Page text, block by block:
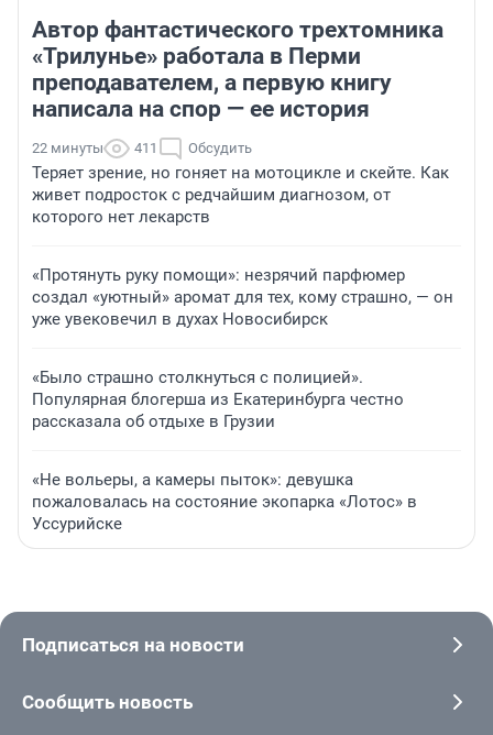
Автор фантастического трехтомника
«Трилунье» работала в Перми
преподавателем, а первую книгу
написала на спор — ее история
22 минуты 411 Обсудить
Теряет зрение, но гоняет на мотоцикле и скейте. Как
живет подросток с редчайшим диагнозом, от
которого нет лекарств
«Протянуть руку помощи»: незрячий парфюмер
создал «уютный» аромат для тех, кому страшно, — он
уже увековечил в духах Новосибирск
«Было страшно столкнуться с полицией».
Популярная блогерша из Екатеринбурга честно
рассказала об отдыхе в Грузии
«Не вольеры, а камеры пыток»: девушка
пожаловалась на состояние экопарка «Лотос» в
Уссурийске
Подписаться на новости
Сообщить новость